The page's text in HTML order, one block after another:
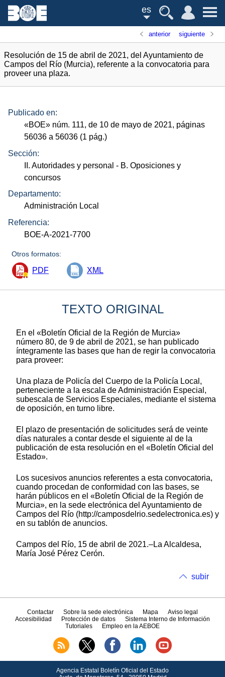
es
anterior siguiente
Resolución de 15 de abril de 2021, del Ayuntamiento de
Campos del Río (Murcia), referente a la convocatoria para
proveer una plaza.
Publicado en:
«BOE» núm. 111, de 10 de mayo de 2021, páginas
56036 a 56036 (1 pág.)
Sección:
II. Autoridades y personal - B. Oposiciones y
concursos
Departamento:
Administración Local
Referencia:
BOE-A-2021-7700
Otros formatos:
PDF XML
TEXTO ORIGINAL
En el «Boletín Oficial de la Región de Murcia»
número 80, de 9 de abril de 2021, se han publicado
íntegramente las bases que han de regir la convocatoria
para proveer:
Una plaza de Policía del Cuerpo de la Policía Local,
perteneciente a la escala de Administración Especial,
subescala de Servicios Especiales, mediante el sistema
de oposición, en turno libre.
El plazo de presentación de solicitudes será de veinte
días naturales a contar desde el siguiente al de la
publicación de esta resolución en el «Boletín Oficial del
Estado».
Los sucesivos anuncios referentes a esta convocatoria,
cuando procedan de conformidad con las bases, se
harán públicos en el «Boletín Oficial de la Región de
Murcia», en la sede electrónica del Ayuntamiento de
Campos del Río (http://camposdelrio.sedelectronica.es) y
en su tablón de anuncios.
Campos del Río, 15 de abril de 2021.–La Alcaldesa,
María José Pérez Cerón.
subir
Contactar Sobre la sede electrónica Mapa
Aviso legal
Accesibilidad
Protección de datos
Sistema Interno de Información
Tutoriales
Empleo en la AEBOE
Agencia Estatal Boletín Oficial del Estado